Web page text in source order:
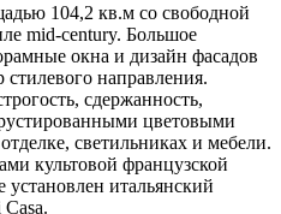
104,2 кв.м со свободной
mid-century. Большое
окна и дизайн фасадов
направления.
сдержанность,
цветовыми
светильниках и мебели.
культовой французской
итальянский